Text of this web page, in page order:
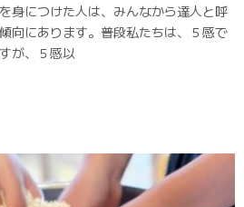
身につけた人は、みんなから達人と呼
向にあります。普段私たちは、５感で
が、５感以